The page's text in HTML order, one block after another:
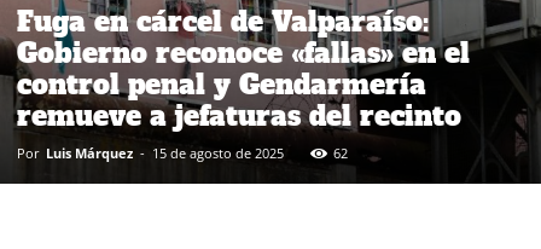
Fuga en cárcel de Valparaíso:
Gobierno reconoce «fallas» en el
control penal y Gendarmería
remueve a jefaturas del recinto
Por Luis Márquez - 15 de agosto de 2025 62